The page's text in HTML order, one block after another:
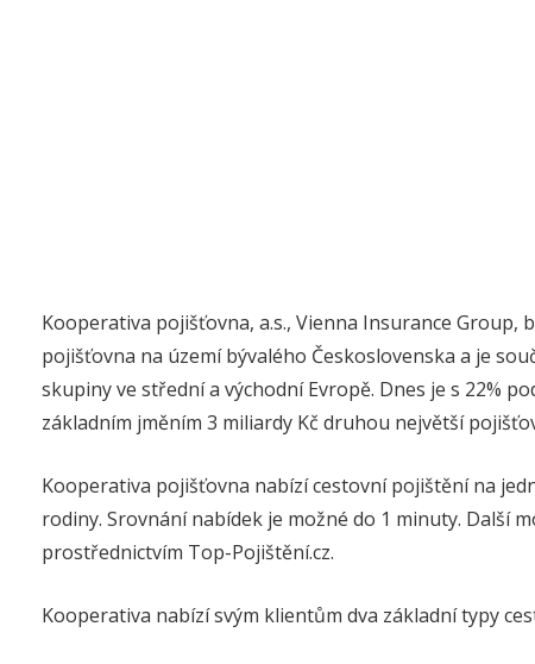
Kooperativa pojišťovna, a.s., Vienna Insurance Group,
pojišťovna na území bývalého Československa a je
skupiny ve střední a východní Evropě. Dnes je s 22%
základním jměním 3 miliardy Kč druhou největší
Kooperativa pojišťovna nabízí cestovní pojištění na
rodiny. Srovnání nabídek je možné do 1 minuty. Další
prostřednictvím Top-Pojištění.cz.
Kooperativa nabízí svým klientům dva základní typy